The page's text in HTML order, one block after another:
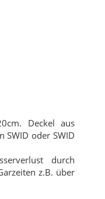
Deckel aus
SWID oder SWID
durch
z.B. über